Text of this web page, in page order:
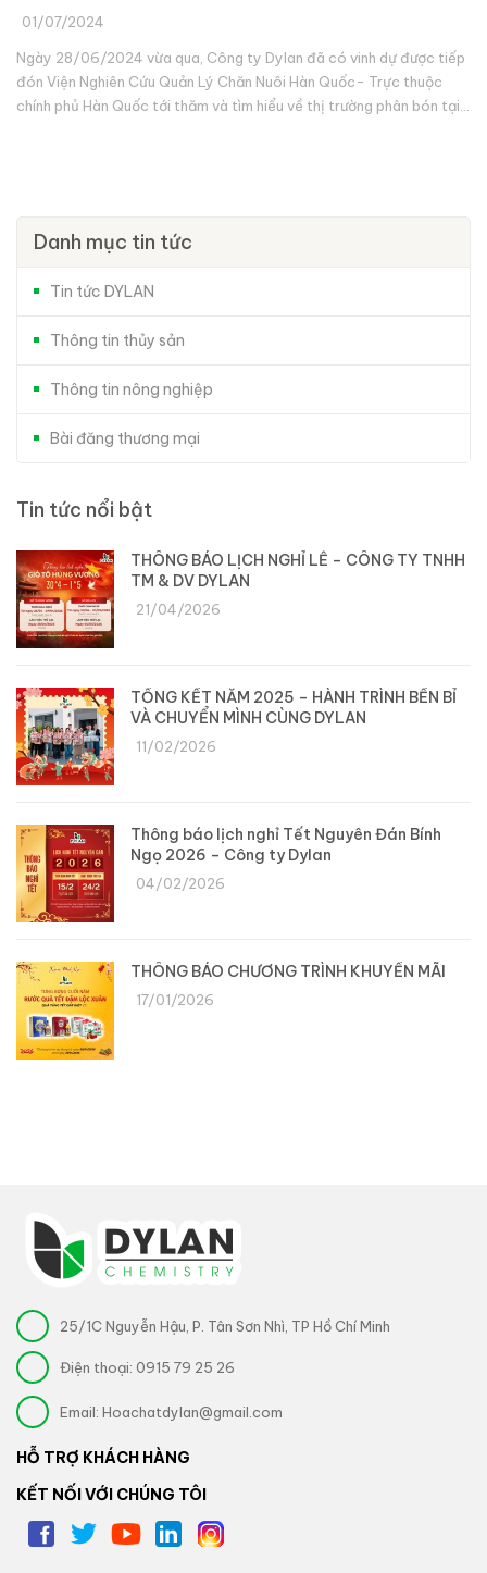
01/07/2024
Ngày 28/06/2024 vừa qua, Công ty Dylan đã có vinh dự được tiếp
đón Viện Nghiên Cứu Quản Lý Chăn Nuôi Hàn Quốc- Trực thuộc
chính phủ Hàn Quốc tới thăm và tìm hiểu về thị trường phân bón tại
Danh mục tin tức
Tin tức DYLAN
Thông tin thủy sản
Thông tin nông nghiệp
Bài đăng thương mại
Tin tức nổi bật
THÔNG BÁO LỊCH NGHỈ LỄ – CÔNG TY TNHH
TM & DV DYLAN
21/04/2026
TỔNG KẾT NĂM 2025 – HÀNH TRÌNH BỀN BỈ
VÀ CHUYỂN MÌNH CÙNG DYLAN
11/02/2026
Thông báo lịch nghỉ Tết Nguyên Đán Bính
Ngọ 2026 – Công ty Dylan
04/02/2026
THÔNG BÁO CHƯƠNG TRÌNH KHUYẾN MÃI
17/01/2026
25/1C Nguyễn Hậu, P. Tân Sơn Nhì, TP Hồ Chí Minh
Điện thoại: 0915 79 25 26
Email: Hoachatdylan@gmail.com
HỖ TRỢ KHÁCH HÀNG
KẾT NỐI VỚI CHÚNG TÔI